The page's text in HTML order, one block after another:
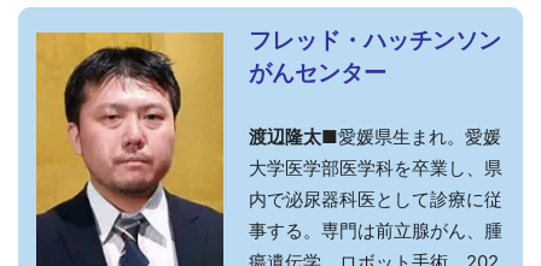
フレッド・ハッチンソン
がんセンター
渡辺隆太■愛媛県生まれ。愛媛
大学医学部医学科を卒業し、県
内で泌尿器科医として診療に従
事する。専門は前立腺がん、腫